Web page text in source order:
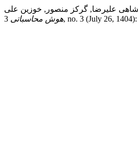
هوش محاسباتی3, no. 3 (July 26,